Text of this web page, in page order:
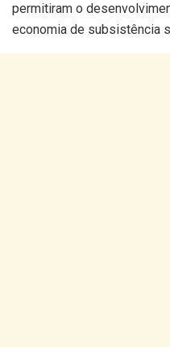
permitiram o
economia de subsistência